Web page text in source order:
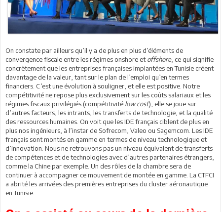
On constate par ailleurs qu’il y a de plus en plus d’éléments de
convergence fiscale entre les régimes onshore etoffshore, ce qui signifie
concrètement que les entreprises françaises implantées en Tunisie créent
davantage de la valeur, tant sur le plan de l’emploi qu’en termes
financiers. C’est une évolution à souligner, et elle est positive. Notre
compétitivité ne repose plus exclusivement sur les coûts salariaux et les
régimes fiscaux privilégiés (compétitivité low cost), elle se joue sur
d’autres facteurs, les intrants, les transferts de technologie, et la qualité
des ressources humaines. On voit que les IDE français ciblent de plus en
plus nos ingénieurs, à l’instar de Sofrecom, Valeo ou Sagemcom. Les IDE
français sont montés en gamme en termes de niveau technologique et
d’innovation. Nous ne retrouvons pas un niveau équivalent de transferts
de compétences et de technologies avec d’autres partenaires étrangers,
comme la Chine par exemple. Un des rôles de la chambre sera de
continuer à accompagner ce mouvement de montée en gamme. La CTFCI
a abrité les arrivées des premières entreprises du cluster aéronautique
en Tunisie.